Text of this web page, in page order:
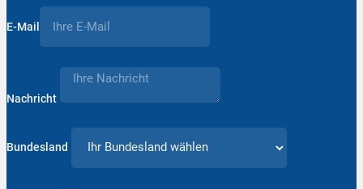
E-Mail
Nachricht
Bundesland